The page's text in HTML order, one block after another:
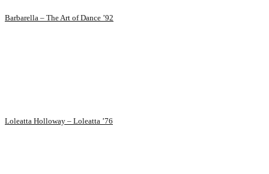
Barbarella – The Art of Dance ’92
Loleatta Holloway – Loleatta ’76